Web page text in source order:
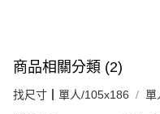
商品相關分類 (2)
找尺寸┃單人/105x186 單